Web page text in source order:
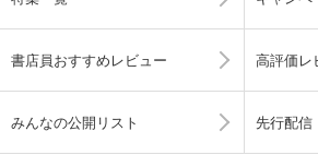
書店員おすすめレビュー 高評価レ
みんなの公開リスト 先行配信